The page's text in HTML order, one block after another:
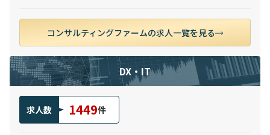
コンサルティングファームの求人一覧を見る
DX・IT
求人数 1449件